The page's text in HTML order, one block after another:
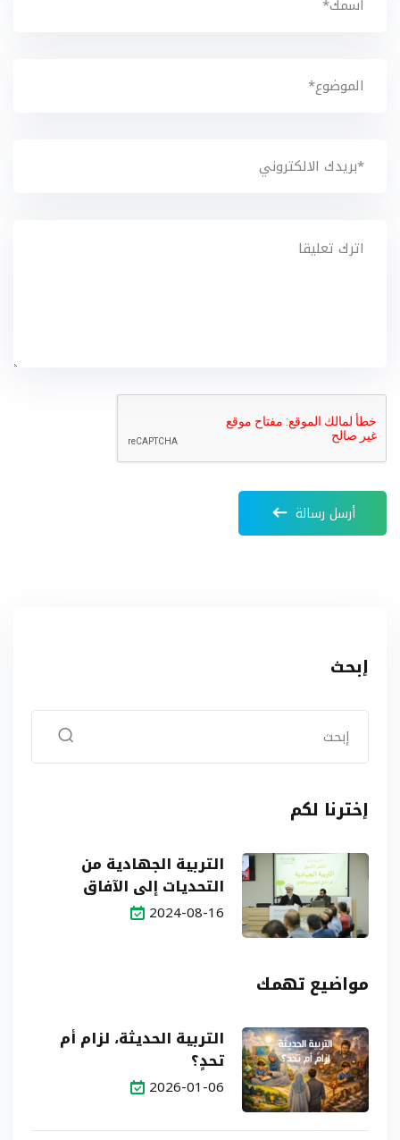
أرسل رسالة
إبحث
إخترنا لكم
التربية الجهادية من
التحديات إلى الآفاق
2024-08-16
مواضيع تهمك
التربية الحديثة، لزام أم
تحدٍ؟
2026-01-06